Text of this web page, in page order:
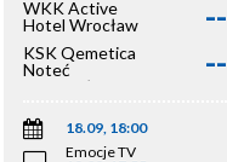
WKK Active
Hotel Wrocław
--
KSK Qemetica
Noteć
Inowrocław
--
18.09, 18:00
Emocje TV